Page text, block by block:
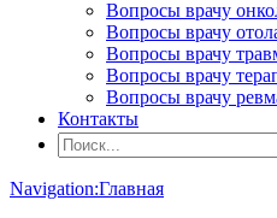
Вопросы врачу
Вопросы врачу
Вопросы врачу
Вопросы врачу
Вопросы врачу
Контакты
Navigation:Главная